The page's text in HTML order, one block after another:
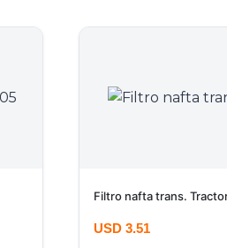
Filtro nafta trans.
USD 3.51